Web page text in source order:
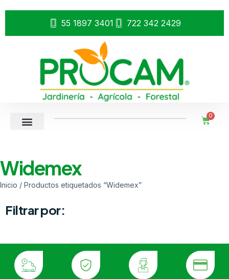
55 1897 3401 722 342 2429
0
Widemex
Inicio / Productos etiquetados “Widemex”
Filtrar por: